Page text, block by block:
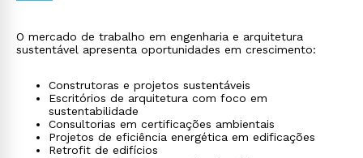
O mercado de trabalho em engenharia e arquitetura
sustentável apresenta oportunidades em crescimento:
Construtoras e projetos sustentáveis
Escritórios de arquitetura com foco em
sustentabilidade
Consultorias em certificações ambientais
Projetos de eficiência energética em edificações
Retrofit de edifícios